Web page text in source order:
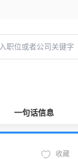
一句话信息
收藏